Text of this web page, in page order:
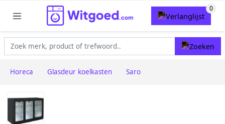
Horeca Glasdeur koelkasten Saro